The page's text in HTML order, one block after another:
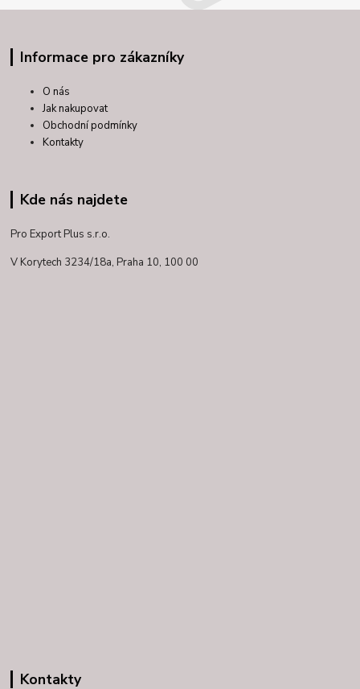
Informace pro zákazníky
O nás
Jak nakupovat
Obchodní podmínky
Kontakty
Kde nás najdete
Pro Export Plus s.r.o.
V Korytech 3234/18a, Praha 10, 100 00
Kontakty